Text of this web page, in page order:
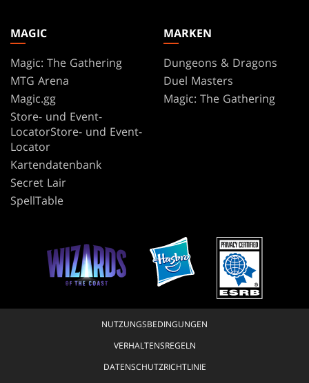
MAGIC
Magic: The Gathering
MTG Arena
Magic.gg
Store- und Event-
LocatorStore- und Event-
Locator
Kartendatenbank
Secret Lair
SpellTable
MARKEN
Dungeons & Dragons
Duel Masters
Magic: The Gathering
NUTZUNGSBEDINGUNGEN
VERHALTENSREGELN
DATENSCHUTZRICHTLINIE